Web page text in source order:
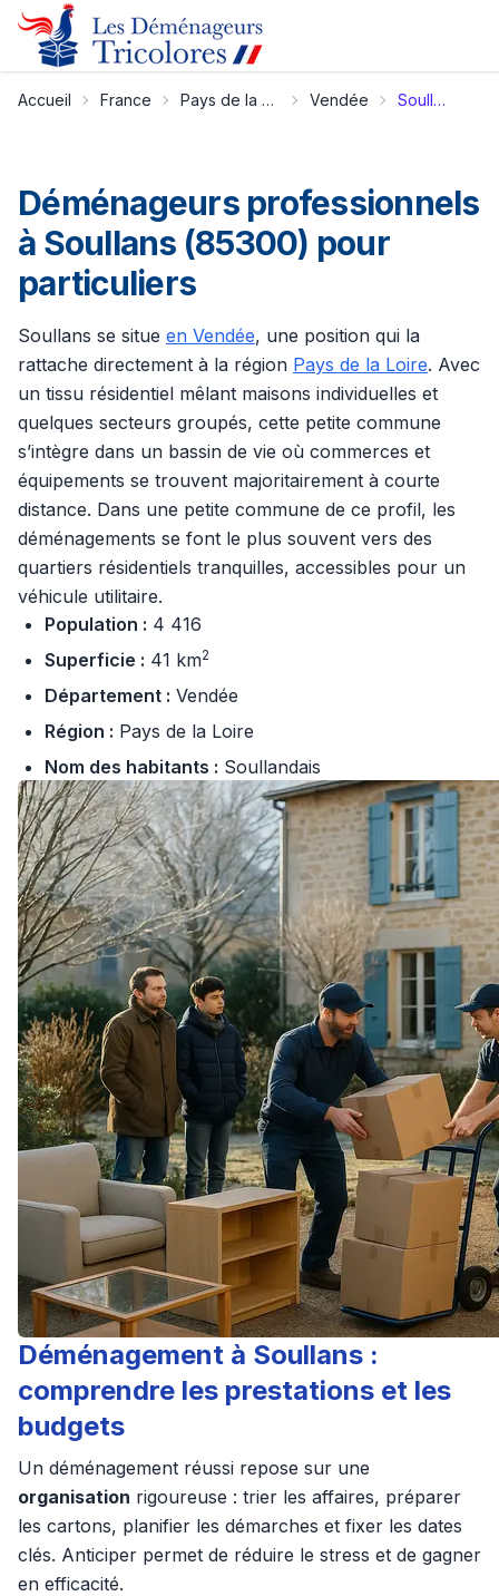
Accueil France Pays de la Loire Vendée Soullans
Déménageurs professionnels
à Soullans (85300) pour
particuliers
Soullans se situe en Vendée, une position qui la
rattache directement à la région Pays de la Loire. Avec
un tissu résidentiel mêlant maisons individuelles et
quelques secteurs groupés, cette petite commune
s’intègre dans un bassin de vie où commerces et
équipements se trouvent majoritairement à courte
distance. Dans une petite commune de ce profil, les
déménagements se font le plus souvent vers des
quartiers résidentiels tranquilles, accessibles pour un
véhicule utilitaire.
Population : 4 416
Superficie : 41 km2
Département : Vendée
Région : Pays de la Loire
Nom des habitants : Soullandais
Déménagement à Soullans :
comprendre les prestations et les
budgets
Un déménagement réussi repose sur une
organisation rigoureuse : trier les affaires, préparer
les cartons, planifier les démarches et fixer les dates
clés. Anticiper permet de réduire le stress et de gagner
en efficacité.